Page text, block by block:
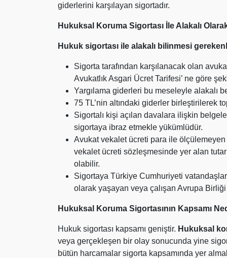
giderlerini karşılayan sigortadır.
Hukuksal Koruma Sigortası İle Alakalı
Hukuk sigortası ile alakalı bilinmesi
Sigorta tarafından karşılanacak olan
Avukatlık Asgari Ücret Tarifesi’ ne göre
Yargılama giderleri bu meseleyle alakalı
75 TL’nin altındaki giderler birleştirilerek
Sigortalı kişi açılan davalara ilişkin
sigortaya ibraz etmekle yükümlüdür.
Avukat vekalet ücreti para ile ölçülemeyen
vekalet ücreti sözleşmesinde yer alan
olabilir.
Sigortaya Türkiye Cumhuriyeti
olarak yaşayan veya çalışan Avrupa
Hukuksal Koruma Sigortasının Kapsamı
Hukuk sigortası kapsamı geniştir. Hukuksal
veya gerçekleşen bir olay sonucunda yine
bütün harcamalar sigorta kapsamında yer